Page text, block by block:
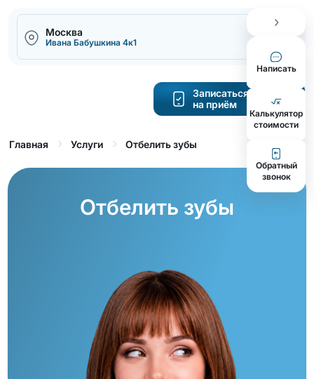
Москва
Ивана Бабушкина 4к1
Записаться
на приём
Главная Услуги Отбелить зубы
Отбелить зубы
Написать
Калькулятор
cтоимости
Обратный
звонок